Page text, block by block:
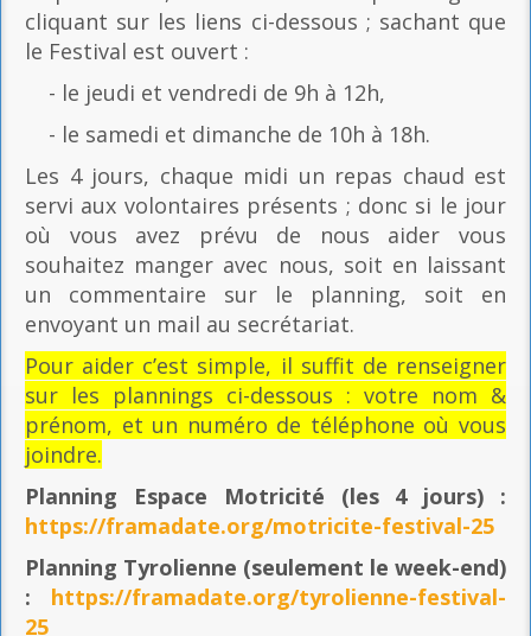
cliquant sur les liens ci-dessous ; sachant que
le Festival est ouvert :
- le jeudi et vendredi de 9h à 12h,
- le samedi et dimanche de 10h à 18h.
Les 4 jours, chaque midi un repas chaud est
servi aux volontaires présents ; donc si le jour
où vous avez prévu de nous aider vous
souhaitez manger avec nous, soit en laissant
un commentaire sur le planning, soit en
envoyant un mail au secrétariat.
Pour aider c’est simple, il suffit de renseigner
sur les plannings ci-dessous : votre nom &
prénom, et un numéro de téléphone où vous
joindre.
Planning Espace Motricité (les 4 jours) :
https://framadate.org/motricite-festival-25
Planning Tyrolienne (seulement le week-end)
: https://framadate.org/tyrolienne-festival-
25